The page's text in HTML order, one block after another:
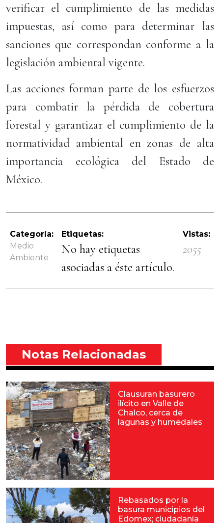
verificar el cumplimiento de las medidas
impuestas, así como para determinar las
sanciones que correspondan conforme a la
legislación ambiental vigente.
Las acciones forman parte de los esfuerzos
para combatir la pérdida de cobertura
forestal y garantizar el cumplimiento de la
normatividad ambiental en zonas de alta
importancia ecológica del Estado de
México.
Categoría:
Medio
Ambiente
Etiquetas:
No hay etiquetas
asociadas a éste artículo.
Vistas:
2055
Notas Relacionadas
Clausuran basurero
ilícito en Valle de
Chalco, cerca de
lagunas y humedales
Rebasados por la
basura municipios del
Edomex; ciudadanía